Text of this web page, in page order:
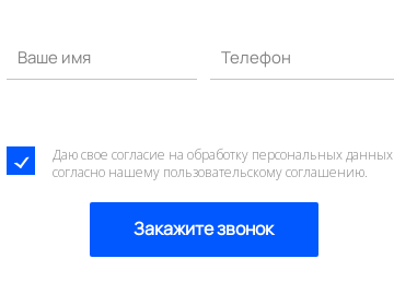
Ваше имя Телефон
Даю свое согласие на обработку персональных данных
согласно нашему пользовательскому соглашению.
Закажите звонок